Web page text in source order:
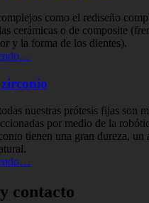
como el rediseño
cerámicas o de composite
y la forma de los dientes).
“Carillas
de
Composite”
…
nuestras prótesis fijas son
por medio de la
tienen una gran dureza, un
“Prótesis
zirconio”
…
contacto